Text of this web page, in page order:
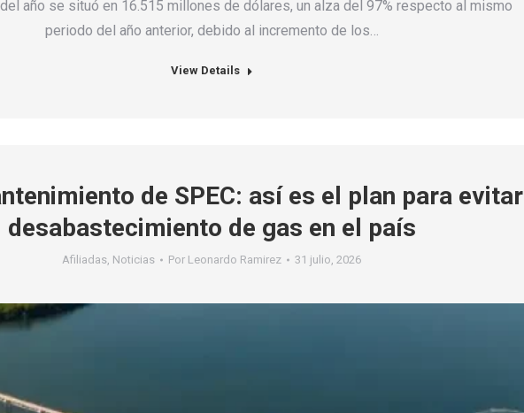
año se situó en 16.515 millones de dólares, un alza del 97% respecto al mismo
periodo del año anterior, debido al incremento de los…
View Details
de SPEC: así es el plan para evitar
desabastecimiento de gas en el país
Afiliadas, Noticias Por Leonardo Ramirez 31 julio, 2026